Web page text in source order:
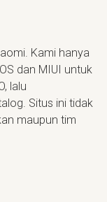
Kami hanya
dan MIUI untuk
lalu
Situs ini tidak
maupun tim